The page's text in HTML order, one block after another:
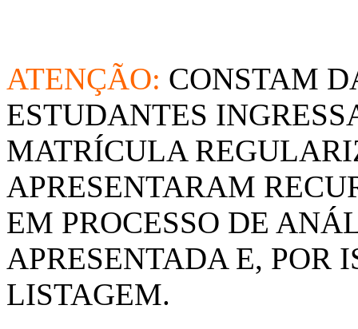
ATENÇÃO: CONSTAM
ESTUDANTES
MATRÍCULA
APRESENTARAM
EM PROCESSO DE
APRESENTADA E, POR
LISTAGEM.